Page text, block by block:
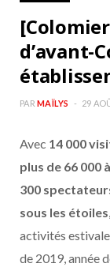
d’avant-
PAR MAÏLYS 29
Avec 14 000
plus de 66 000
300
sous les étoiles
activités
de 2019, année